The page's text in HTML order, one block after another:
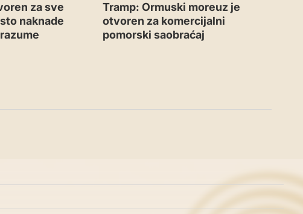
za sve
naknade
Tramp: Ormuski moreuz je
otvoren za komercijalni
pomorski saobraćaj